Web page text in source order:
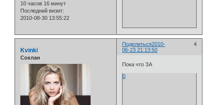
10 часов 16 минут
Последний визит:
2010-08-30 13:55:22
Поделиться 4
2010-
06-23 21:13:50
Kvinki
Cоклан
Пока что ЗА
0